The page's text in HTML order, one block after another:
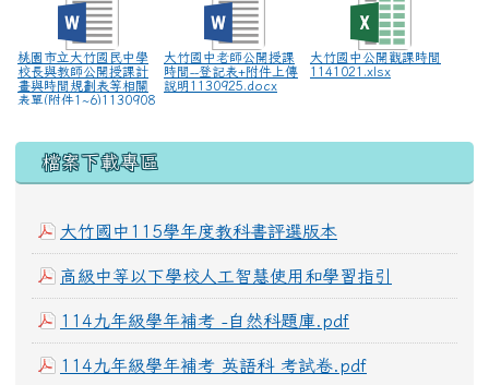
桃園市立大竹國民中學
校長與教師公開授課計
畫與時間規劃表等相關
表單(附件1~6)1130908
大竹國中老師公開授課
時間--登記表+附件上傳
說明1130925.docx
大竹國中公開觀課時間
1141021.xlsx
下中區域內容
檔案下載專區
大竹國中115學年度教科書評選版本
高級中等以下學校人工智慧使用和學習指引
114九年級學年補考 -自然科題庫.pdf
114九年級學年補考 英語科 考試卷.pdf